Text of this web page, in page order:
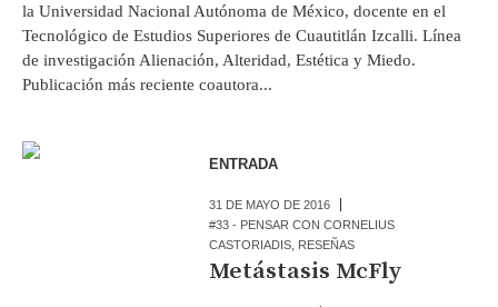
la Universidad Nacional Autónoma de México, docente en el
Tecnológico de Estudios Superiores de Cuautitlán Izcalli. Línea
de investigación Alienación, Alteridad, Estética y Miedo.
Publicación más reciente coautora...
ENTRADA
31 DE MAYO DE 2016
#33 - PENSAR CON CORNELIUS
CASTORIADIS RESEÑAS
Metástasis McFly